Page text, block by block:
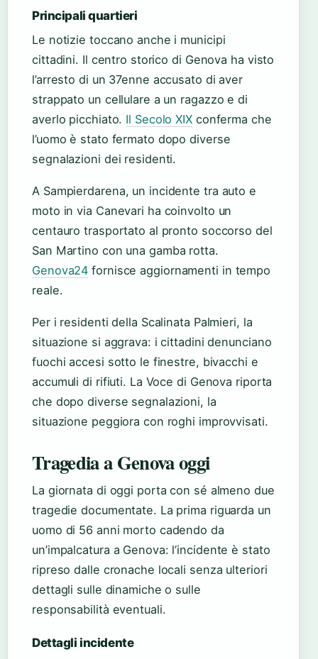
Principali quartieri
Le notizie toccano anche i municipi
cittadini. Il centro storico di Genova ha visto
l’arresto di un 37enne accusato di aver
strappato un cellulare a un ragazzo e di
averlo picchiato. Il Secolo XIXconferma che
l’uomo è stato fermato dopo diverse
segnalazioni dei residenti.
A Sampierdarena, un incidente tra auto e
moto in via Canevari ha coinvolto un
centauro trasportato al pronto soccorso del
San Martino con una gamba rotta.
Genova24 fornisce aggiornamenti in tempo
reale.
Per i residenti della Scalinata Palmieri, la
situazione si aggrava: i cittadini denunciano
fuochi accesi sotto le finestre, bivacchi e
accumuli di rifiuti. La Voce di Genova riporta
che dopo diverse segnalazioni, la
situazione peggiora con roghi improvvisati.
Tragedia a Genova oggi
La giornata di oggi porta con sé almeno due
tragedie documentate. La prima riguarda un
uomo di 56 anni morto cadendo da
un’impalcatura a Genova: l’incidente è stato
ripreso dalle cronache locali senza ulteriori
dettagli sulle dinamiche o sulle
responsabilità eventuali.
Dettagli incidente